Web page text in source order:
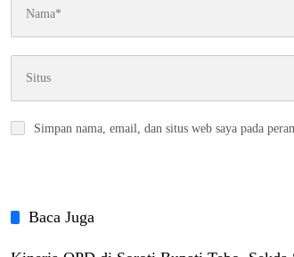
Simpan nama, email, dan situs web saya pada
Baca Juga